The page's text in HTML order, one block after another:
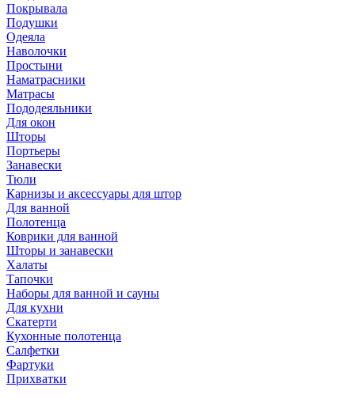
Покрывала
Подушки
Одеяла
Наволочки
Простыни
Наматрасники
Матрасы
Пододеяльники
Для окон
Шторы
Портьеры
Занавески
Тюли
Карнизы и аксессуары для штор
Для ванной
Полотенца
Коврики для ванной
Шторы и занавески
Халаты
Тапочки
Наборы для ванной и сауны
Для кухни
Скатерти
Кухонные полотенца
Салфетки
Фартуки
Прихватки